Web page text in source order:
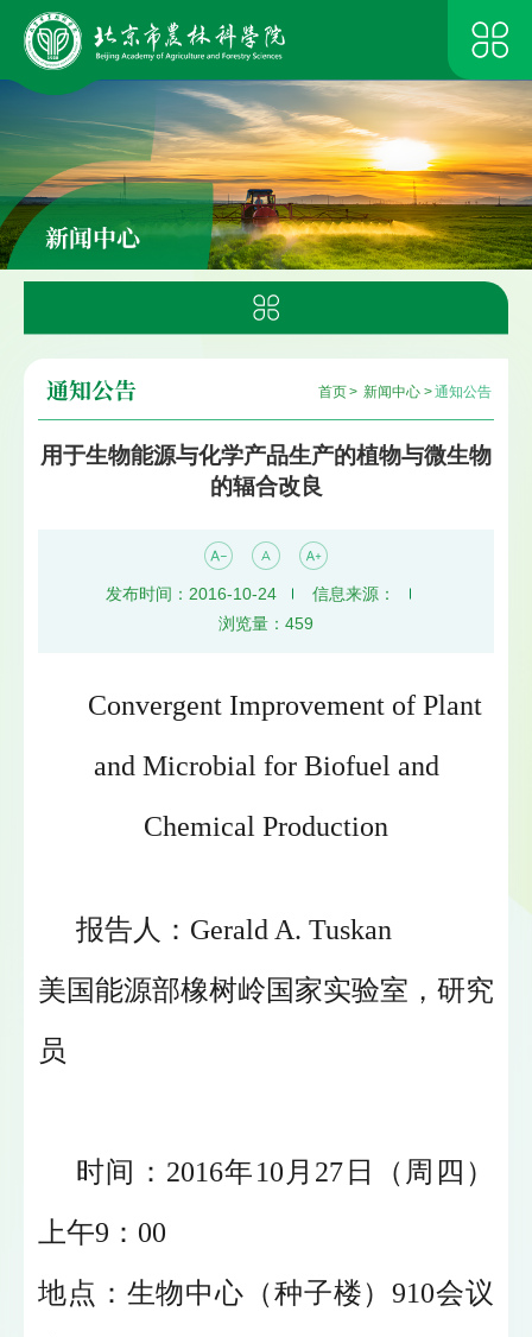
新闻中心
首页> 新闻中心 >通知公告
通知公告
用于生物能源与化学产品生产的植物与微生物
的辐合改良
发布时间：2016-10-24
信息来源：
浏览量： 459
Convergent Improvement of Plant
and Microbial for Biofuel and
Chemical Production
报告人：Gerald A. Tuskan
美国能源部橡树岭国家实验室，研究
员
时间：2016年10月27日（周四）
上午9：00
地点：生物中心（种子楼）910会议